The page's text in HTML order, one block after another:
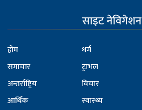
साइट नेविगेशन
होम
समाचार
अन्तर्राष्ट्रिय
आर्थिक
धर्म
ट्राभल
विचार
स्वास्थ्य